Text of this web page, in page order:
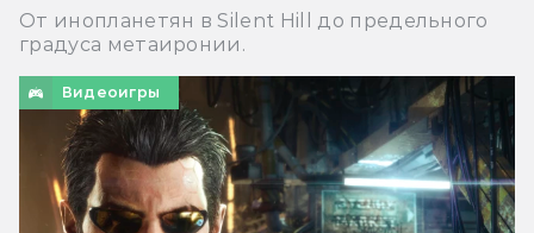
От инопланетян в Silent Hill до предельного
градуса метаиронии.
Видеоигры